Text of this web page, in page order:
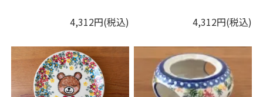
4,312円(税込) 4,312円(税込)